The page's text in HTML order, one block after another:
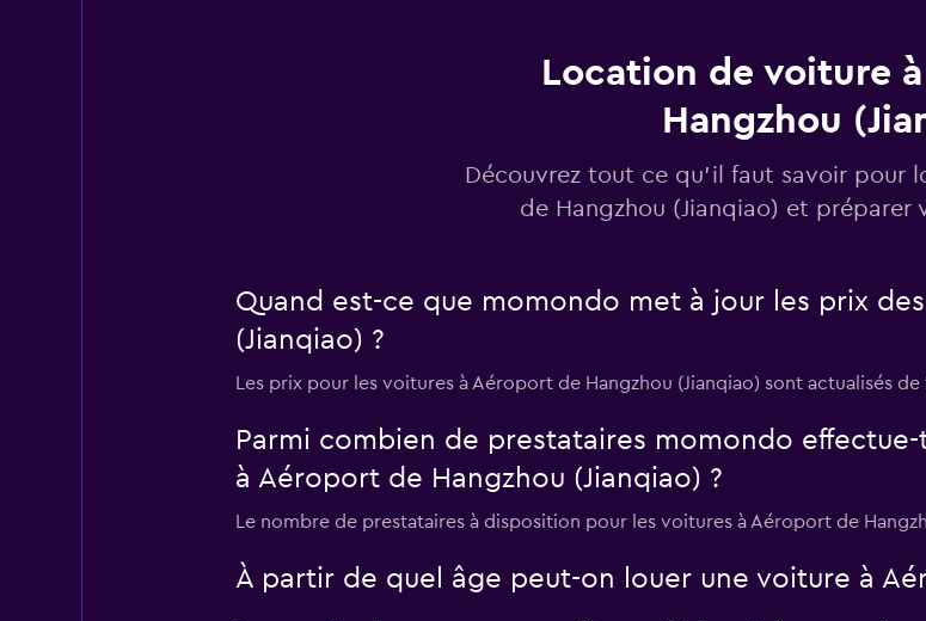
Location de voiture
Hangzhou
Découvrez tout ce qu’il faut savoir pour
de Hangzhou (Jianqiao) et préparer
Quand est-ce que momondo met à jour les prix
(Jianqiao) ?
Les prix pour les voitures à Aéroport de Hangzhou (Jianqiao) sont actualisés
Parmi combien de prestataires momondo
à Aéroport de Hangzhou (Jianqiao) ?
Le nombre de prestataires à disposition pour les voitures à Aéroport de
À partir de quel âge peut-on louer une voiture à